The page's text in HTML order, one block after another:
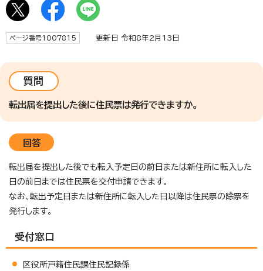
ページ番号1007815 更新日 令和8年2月13日
質問
転出届を提出した後に住民票は発行できますか。
回答
転出届を提出した後でも転入予定日の前日または新住所に転入した
日の前日までは住民票を交付申請できます。
なお、転出予定日または新住所に転入した日以降は住民票の除票を
発行します。
受付窓口
区役所戸籍住民課住民記録係